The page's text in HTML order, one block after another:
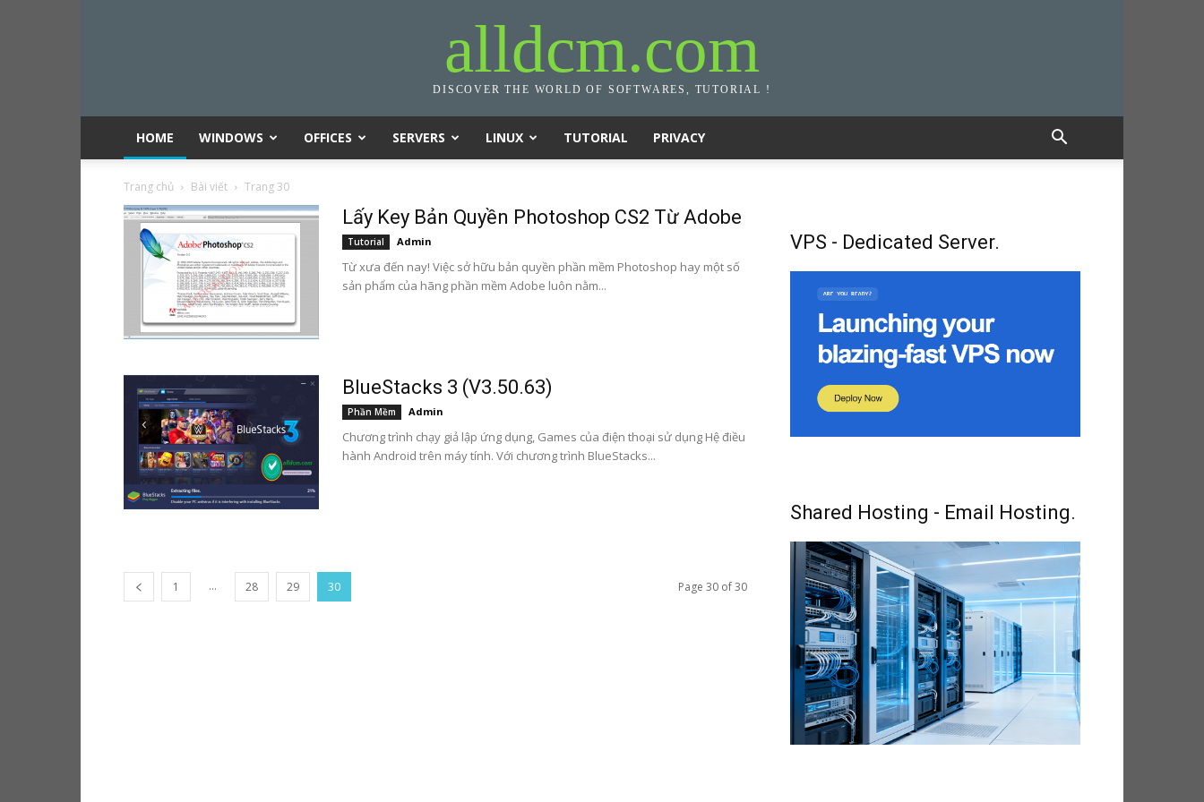
alldcm.com
DISCOVER THE WORLD OF SOFTWARES, TUTORIAL !
HOME WINDOWS OFFICES SERVERS LINUX TUTORIAL PRIVACY
Trang chủ Bài viết Trang 30
Lấy Key Bản Quyền Photoshop CS2 Từ Adobe
Tutorial Admin
Từ xưa đến nay! Việc sở hữu bản quyền phần mềm Photoshop hay một số
sản phẩm của hãng phần mềm Adobe luôn nằm...
BlueStacks 3 (V3.50.63)
Phần Mềm Admin
Chương trình chạy giả lập ứng dụng, Games của điện thoại sử dụng Hệ điều
hành Android trên máy tính. Với chương trình BlueStacks...
1 ... 28 29 30 Page 30 of 30
VPS - Dedicated Server.
Shared Hosting - Email Hosting.